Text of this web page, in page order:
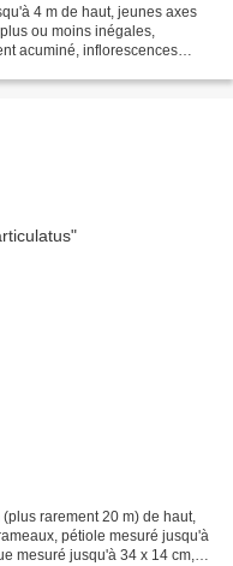
4 m de haut, jeunes axes
ou moins inégales,
acuminé, inflorescences
rarement 20 m) de haut,
pétiole mesuré jusqu'à
mesuré jusqu'à 34 x 14 cm,